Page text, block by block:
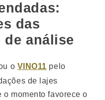
das
análise
o VINO11 pelo
de lajes
momento favorece o